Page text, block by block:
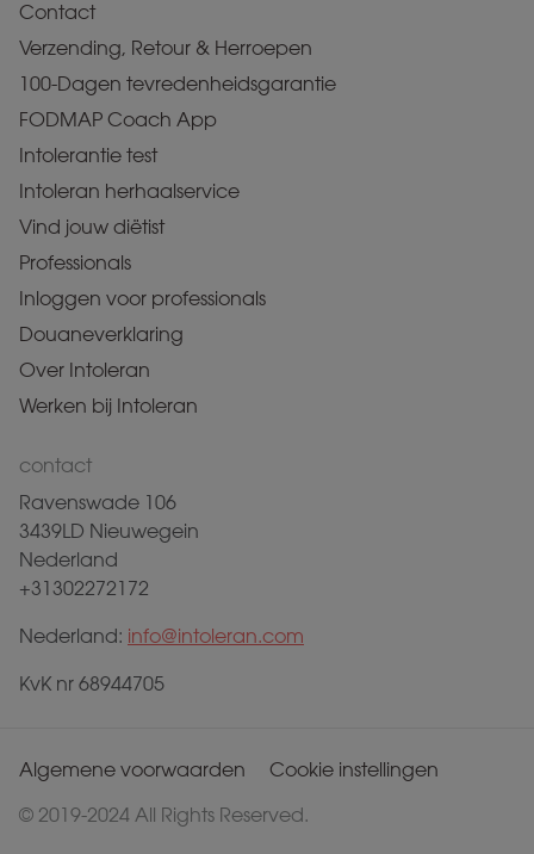
Contact
Verzending, Retour & Herroepen
100-Dagen tevredenheidsgarantie
FODMAP Coach App
Intolerantie test
Intoleran herhaalservice
Vind jouw diëtist
Professionals
Inloggen voor professionals
Douaneverklaring
Over Intoleran
Werken bij Intoleran
contact
Ravenswade 106
3439LD Nieuwegein
Nederland
+31302272172
Nederland: info@intoleran.com
KvK nr 68944705
© 2019-2024 All Rights Reserved.
Algemene voorwaarden Cookie instellingen